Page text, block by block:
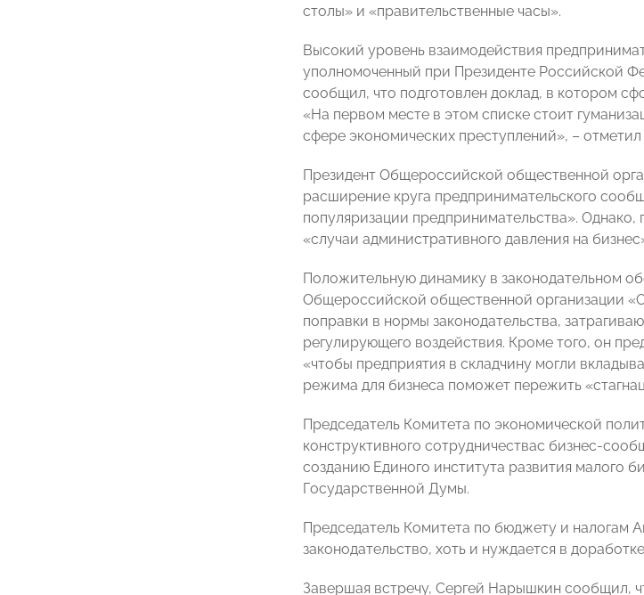
столы» и «правительственные часы».
Высокий уровень взаимодействия
уполномоченный при Президенте Российской
сообщил, что подготовлен доклад, в котором
«На первом месте в этом списке стоит
сфере экономических преступлений», – отметил
Президент Общероссийской общественной
расширение круга предпринимательского
популяризации предпринимательства».
«случаи административного давления на
Положительную динамику в законодательном
Общероссийской общественной организации
поправки в нормы законодательства,
регулирующего воздействия. Кроме того, он
«чтобы предприятия в складчину могли
режима для бизнеса поможет пережить
Председатель Комитета по экономической
конструктивного сотрудничествас бизнес-
созданию Единого института развития малого
Государственной Думы.
Председатель Комитета по бюджету и налогам
законодательство, хоть и нуждается в
Завершая встречу, Сергей Нарышкин сообщил,